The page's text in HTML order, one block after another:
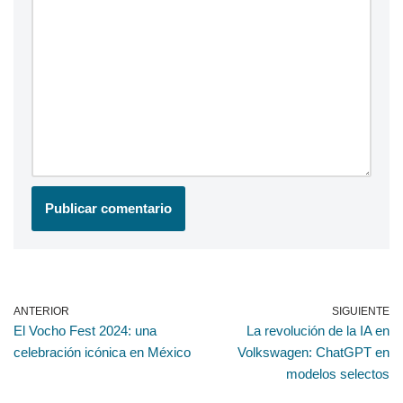
ANTERIOR
El Vocho Fest 2024: una
celebración icónica en México
SIGUIENTE
La revolución de la IA en
Volkswagen: ChatGPT en
modelos selectos